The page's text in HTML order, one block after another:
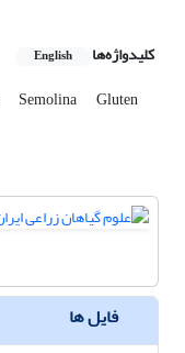
کلیدواژه‌ها English
Semolina Gluten
فایل ها